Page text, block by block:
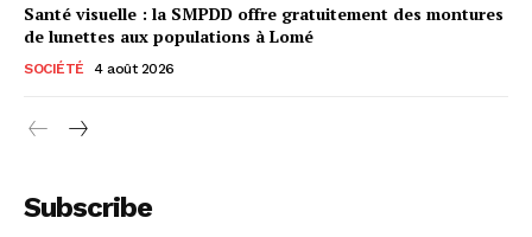
Santé visuelle : la SMPDD offre gratuitement des montures
de lunettes aux populations à Lomé
SOCIÉTÉ 4 août 2026
Subscribe